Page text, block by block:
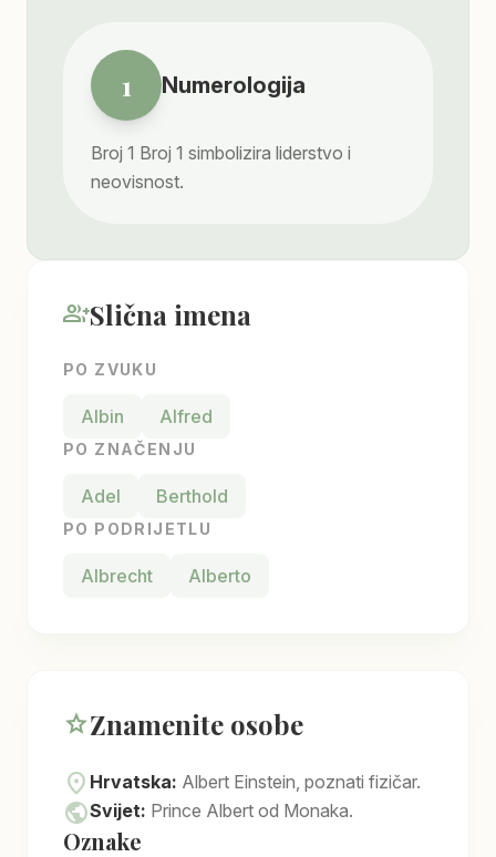
1 Numerologija
Broj 1 Broj 1 simbolizira liderstvo i
neovisnost.
group_addSlična imena
PO ZVUKU
Albin Alfred
PO ZNAČENJU
Adel Berthold
PO PODRIJETLU
Albrecht Alberto
starZnamenite osobe
location_on Hrvatska: Albert Einstein, poznati fizičar.
publicSvijet: Prince Albert od Monaka.
Oznake